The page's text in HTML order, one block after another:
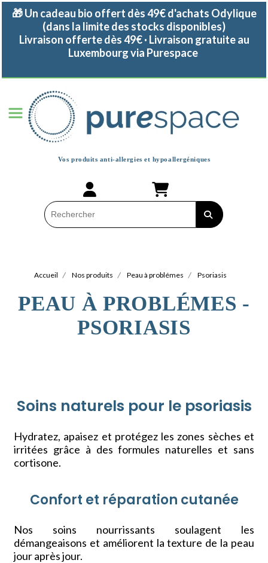
🎁 Un cadeau bio offert dès 49€ d'achats Odylique
(dans la limite des stocks disponibles)
Livraison offerte dès 49€ · Livraison gratuite au
Luxembourg via Purespace
Vos produits anti-allergies et hypoallergéniques
Accueil Nos produits Peau à problémes Psoriasis
PEAU À PROBLÉMES -
PSORIASIS
Soins naturels pour le psoriasis
Hydratez, apaisez et protégez les zones sèches et
irritées grâce à des formules naturelles et sans
cortisone.
Confort et réparation cutanée
Nos soins nourrissants soulagent les
démangeaisons et améliorent la texture de la peau
jour après jour.
Panneau de gestion des cookies